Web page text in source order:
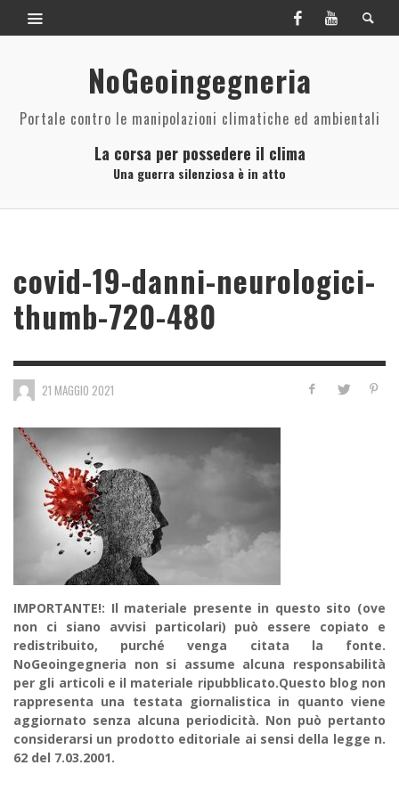
NoGeoingegneria
Portale contro le manipolazioni climatiche ed ambientali
La corsa per possedere il clima
Una guerra silenziosa è in atto
covid-19-danni-neurologici-
thumb-720-480
21 MAGGIO 2021
IMPORTANTE!: Il materiale presente in questo sito (ove
non ci siano avvisi particolari) può essere copiato e
redistribuito, purché venga citata la fonte.
NoGeoingegneria non si assume alcuna responsabilità
per gli articoli e il materiale ripubblicato.Questo blog non
rappresenta una testata giornalistica in quanto viene
aggiornato senza alcuna periodicità. Non può pertanto
considerarsi un prodotto editoriale ai sensi della legge n.
62 del 7.03.2001.